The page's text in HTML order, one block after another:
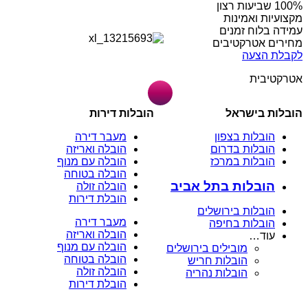
מקצועיות ואמינות
עמידה בלוח זמנים
מחירים אטרקטיבים
לקבלת הצעה
אטרקטיבית
הובלות בישראל
הובלות בצפון
הובלות בדרום
הובלות במרכז
הובלות בתל אביב
הובלות בירושלים
הובלות בחיפה
עוד…
מובילים בירושלים
הובלות חריש
הובלות נהריה
הובלות דירות
מעבר דירה
הובלה ואריזה
הובלה עם מנוף
הובלה בטוחה
הובלה זולה
הובלת דירות
מעבר דירה
הובלה ואריזה
הובלה עם מנוף
הובלה בטוחה
הובלה זולה
הובלת דירות